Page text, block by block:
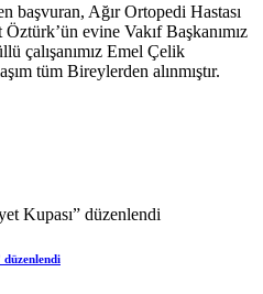
başvuran, Ağır Ortopedi Hastası
evine Vakıf Başkanımız
çalışanımız Emel Çelik
tüm Bireylerden alınmıştır.